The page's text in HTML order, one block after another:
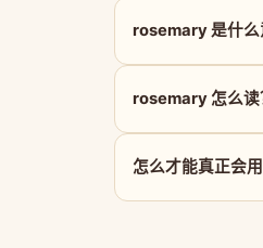
rosemary 是什么
rosemary 怎么读
怎么才能真正会